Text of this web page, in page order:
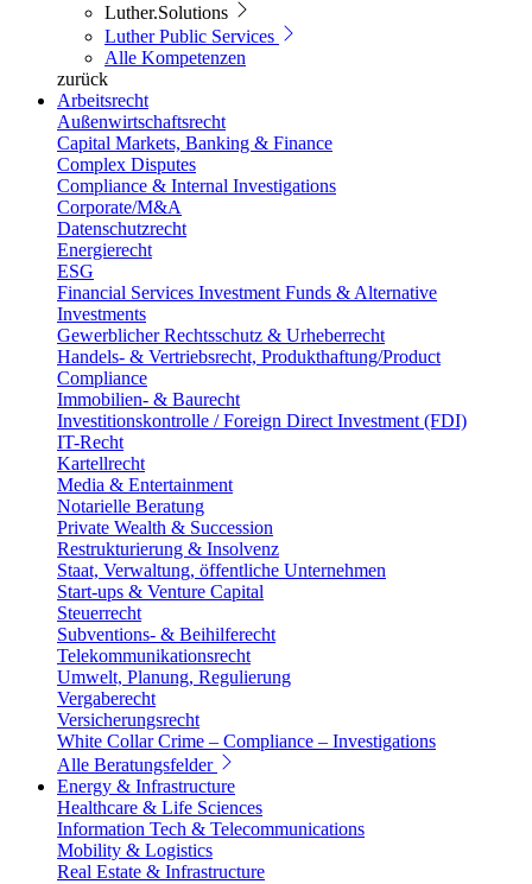
Luther.Solutions
Luther Public Services
Alle Kompetenzen
zurück
Arbeitsrecht
Außenwirtschaftsrecht
Capital Markets, Banking & Finance
Complex Disputes
Compliance & Internal Investigations
Corporate/M&A
Datenschutzrecht
Energierecht
ESG
Financial Services Investment Funds & Alternative
Investments
Gewerblicher Rechtsschutz & Urheberrecht
Handels- & Vertriebsrecht, Produkthaftung/Product
Compliance
Immobilien- & Baurecht
Investitionskontrolle / Foreign Direct Investment (FDI)
IT-Recht
Kartellrecht
Media & Entertainment
Notarielle Beratung
Private Wealth & Succession
Restrukturierung & Insolvenz
Staat, Verwaltung, öffentliche Unternehmen
Start-ups & Venture Capital
Steuerrecht
Subventions- & Beihilferecht
Telekommunikationsrecht
Umwelt, Planung, Regulierung
Vergaberecht
Versicherungsrecht
White Collar Crime – Compliance – Investigations
Alle Beratungsfelder
Energy & Infrastructure
Healthcare & Life Sciences
Information Tech & Telecommunications
Mobility & Logistics
Real Estate & Infrastructure